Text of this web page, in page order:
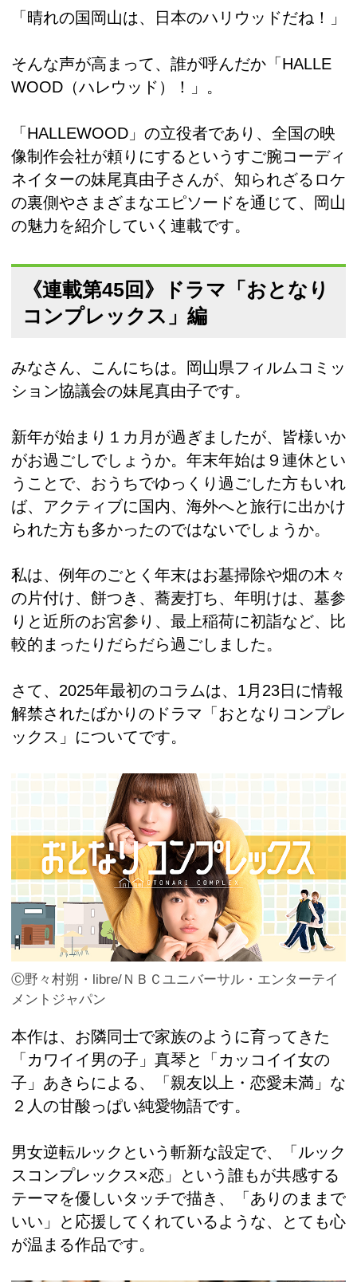
「晴れの国岡山は、日本のハリウッドだね！」
そんな声が高まって、誰が呼んだか「HALLE
WOOD（ハレウッド）！」。
「HALLEWOOD」の立役者であり、全国の映
像制作会社が頼りにするというすご腕コーディ
ネイターの妹尾真由子さんが、知られざるロケ
の裏側やさまざまなエピソードを通じて、岡山
の魅力を紹介していく連載です。
《連載第45回》ドラマ「おとなり
コンプレックス」編
みなさん、こんにちは。岡山県フィルムコミッ
ション協議会の妹尾真由子です。
新年が始まり１カ月が過ぎましたが、皆様いか
がお過ごしでしょうか。年末年始は９連休とい
うことで、おうちでゆっくり過ごした方もいれ
ば、アクティブに国内、海外へと旅行に出かけ
られた方も多かったのではないでしょうか。
私は、例年のごとく年末はお墓掃除や畑の木々
の片付け、餅つき、蕎麦打ち、年明けは、墓参
りと近所のお宮参り、最上稲荷に初詣など、比
較的まったりだらだら過ごしました。
さて、2025年最初のコラムは、1月23日に情報
解禁されたばかりのドラマ「おとなりコンプレ
ックス」についてです。
Ⓒ野々村朔・libre/ＮＢＣユニバーサル・エンターテイ
メントジャパン
本作は、お隣同士で家族のように育ってきた
「カワイイ男の子」真琴と「カッコイイ女の
子」あきらによる、「親友以上・恋愛未満」な
２人の甘酸っぱい純愛物語です。
男女逆転ルックという斬新な設定で、「ルック
スコンプレックス×恋」という誰もが共感する
テーマを優しいタッチで描き、「ありのままで
いい」と応援してくれているような、とても心
が温まる作品です。